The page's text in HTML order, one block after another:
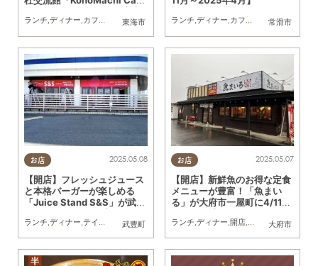
東海市
ランチ,ディナー,カフェ スイーツ,開店 映画 常滑市
ランチ,ディナー,カフェ 開店,リニューア
お店
武豊町
2025.05.08
【開店】フレッシュジュース
と本格バーガーが楽しめる
「Juice Stand S&S」が武豊
ランチ,ディナー,テイクアウト ,開店 専門店,まちネタ
お店
大府市
2025.05.07
【開店】新鮮魚のお得な定食
メニューが豊富！「魚まい
る」が大府市一屋町に4/11
ランチ,ディナー,開店,親子 家族,おひとり